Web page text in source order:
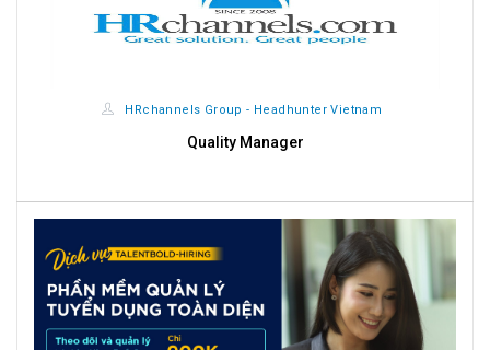
HRchannels Group - Headhunter Vietnam
Quality Manager